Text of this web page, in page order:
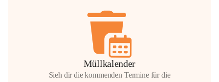
Müllkalender
Sieh dir die kommenden Termine für die